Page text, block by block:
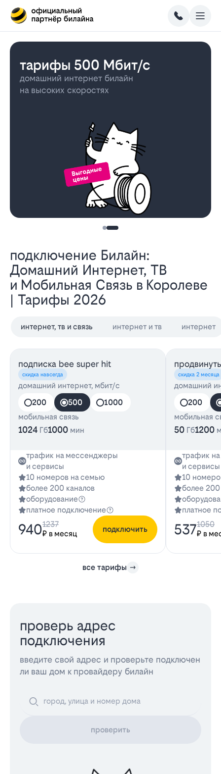
тарифы 500 Мбит/с
домашний интернет билайн
на высоких скоростях
Подключение Билайн:
Домашний Интернет, ТВ
и Мобильная Связь в Королеве
| Тарифы 2026
интернет, тв и связь интернет и тв интернет
подписка bee super hit
скидка навсегда
домашний интернет, мбит/с
200
500
1000
мобильная связь
1024 Гб1000 мин
трафик на мессенджеры
и сервисы
10 номеров на семью
более 200 каналов
оборудование
платное подключение
940₽ в месяц
1237
подключить
скидка 2 месяца
домашний
200
мобильная
50 Гб1200
трафик
и сервисы
10
более 200
платное
537₽ в
1050
все тарифы
проверь адрес
подключения
введите свой адрес и проверьте подключен
ли ваш дом к провайдеру билайн
проверить